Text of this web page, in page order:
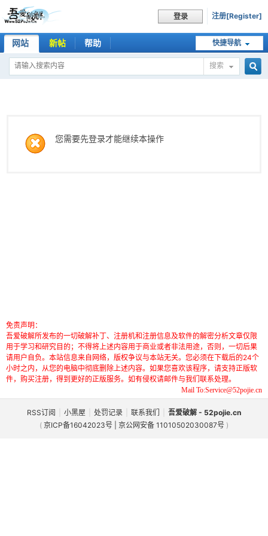
登录 注册[Register]
快捷导航
网站 新帖 帮助
搜索
您需要先登录才能继续本操作
免责声明：
吾爱破解所发布的一切破解补丁、注册机和注册信息及软件的解密分析文章仅限
用于学习和研究目的；不得将上述内容用于商业或者非法用途，否则，一切后果
请用户自负。本站信息来自网络，版权争议与本站无关。您必须在下载后的24个
小时之内，从您的电脑中彻底删除上述内容。如果您喜欢该程序，请支持正版软
件，购买注册，得到更好的正版服务。如有侵权请邮件与我们联系处理。
Mail To:Service@52pojie.cn
RSS订阅 小黑屋 处罚记录 联系我们
吾爱破解 - 52pojie.cn
( 京ICP备16042023号 | 京公网安备 11010502030087号 )